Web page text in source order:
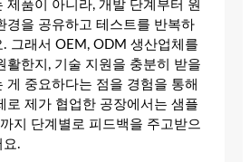
제품이 아니라, 개발 단계부터 원
경을 공유하고 테스트를 반복하
그래서 OEM, ODM 생산업체를
활한지, 기술 지원을 충분히 받을
게 중요하다는 점을 경험을 통해
로 제가 협업한 공장에서는 샘플
지 단계별로 피드백을 주고받으
요.